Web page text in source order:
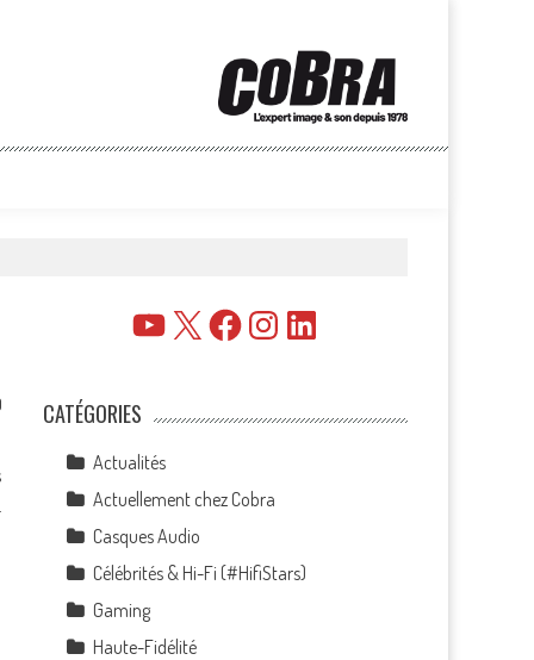
YouTube
X FacebookInstagramLinkedIn
CATÉGORIES
Actualités
Actuellement chez Cobra
Casques Audio
Célébrités & Hi-Fi (#HifiStars)
Gaming
Haute-Fidélité